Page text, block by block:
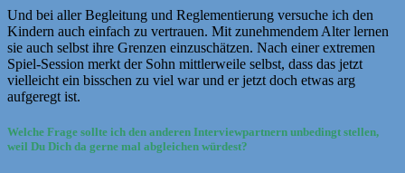
Und bei aller Begleitung und Reglementierung versuche ich den
Kindern auch einfach zu vertrauen. Mit zunehmendem Alter lernen
sie auch selbst ihre Grenzen einzuschätzen. Nach einer extremen
Spiel-Session merkt der Sohn mittlerweile selbst, dass das jetzt
vielleicht ein bisschen zu viel war und er jetzt doch etwas arg
aufgeregt ist.
Welche Frage sollte ich den anderen Interviewpartnern unbedingt stellen,
weil Du Dich da gerne mal abgleichen würdest?